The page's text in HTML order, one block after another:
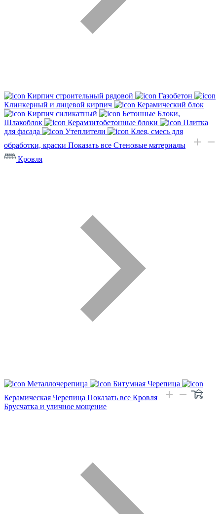
Кирпич строительный рядовой
Газобетон
Клинкерный и лицевой кирпич
Керамический блок
Кирпич силикатный
Бетонные Блоки,
Шлакоблок
Керамзитобетонные блоки
Плитка
для фасада
Утеплители
Клея, смесь для
обработки, краски Показать все Стеновые материалы
Кровля
Металлочерепица
Битумная Черепица
Керамическая Черепица Показать все Кровля
Брусчатка и уличное мощение